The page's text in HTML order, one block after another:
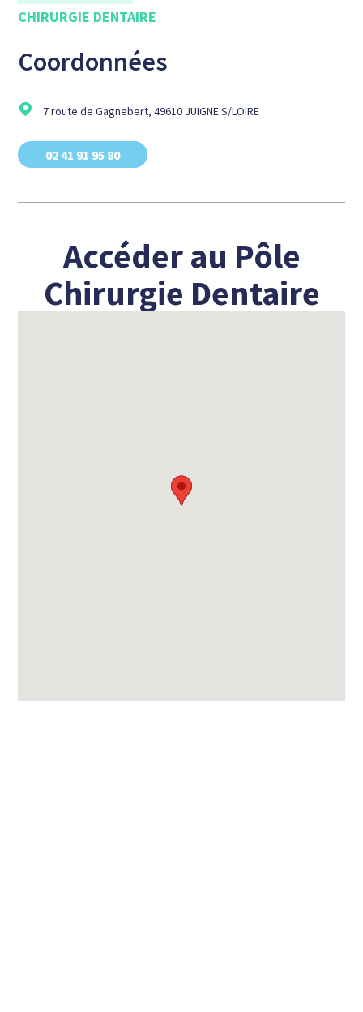
CHIRURGIE DENTAIRE
Coordonnées
7 route de Gagnebert, 49610 JUIGNE S/LOIRE
02 41 91 95 80
Accéder au Pôle
Chirurgie Dentaire